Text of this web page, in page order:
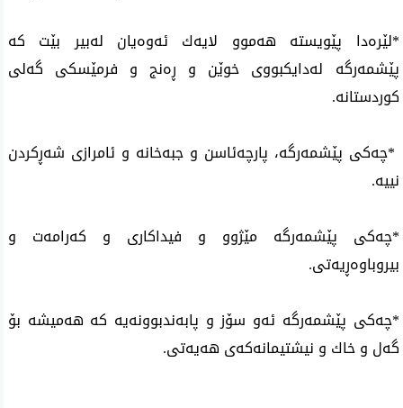
*لێره‌دا پێویسته‌ هه‌موو لایه‌ك ئه‌وه‌یان له‌بیر بێت كه‌
پێشمه‌رگه‌ له‌دایكبووی خوێن و ڕه‌نج و فرمێسكی گه‌لی
كوردستانه‌.
*چه‌كی پێشمه‌رگه‌، پارچه‌ئاسن و جبه‌خانه‌ و ئامرازی شه‌ڕكردن
نییه‌.
*چه‌كی پێشمه‌رگه‌ مێژوو و فیداكاری و كه‌رامه‌ت و
بیروباوه‌ڕیه‌تی.
*چه‌كی پێشمه‌رگه‌ ئه‌و سۆز و پابه‌ندبوونه‌یه‌ كه‌ هه‌میشه‌ بۆ
گه‌ل و خاك و نیشتیمانه‌كه‌ی هه‌یه‌تی.